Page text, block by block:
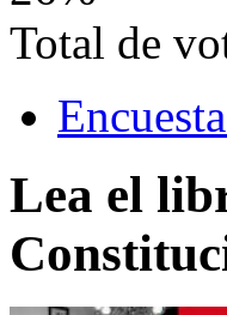
Total de
Lea el